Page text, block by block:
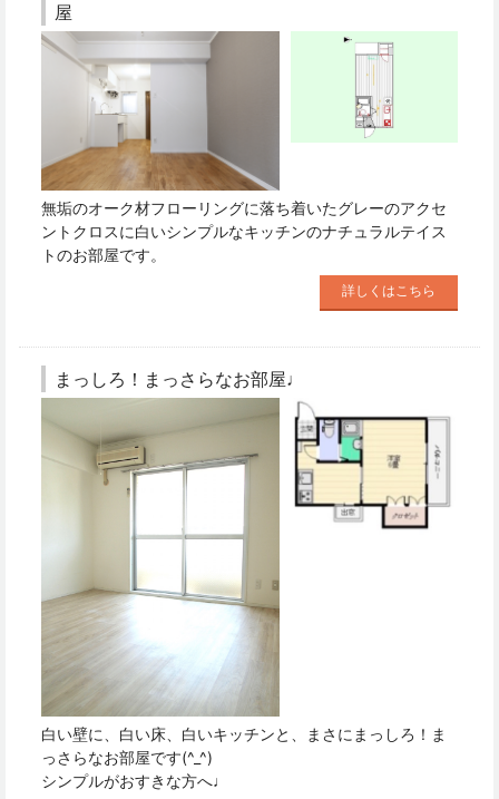
屋
無垢のオーク材フローリングに落ち着いたグレーのアクセ
ントクロスに白いシンプルなキッチンのナチュラルテイス
トのお部屋です。
詳しくはこちら
まっしろ！まっさらなお部屋♩
白い壁に、白い床、白いキッチンと、まさにまっしろ！ま
っさらなお部屋です(^_^)
シンプルがおすきな方へ♩